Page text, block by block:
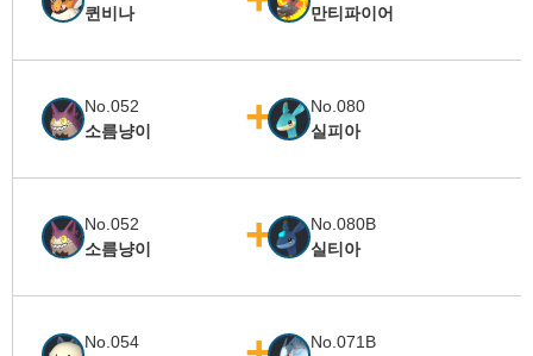
퀸비나
만티파이어
No.052
소름냥이
No.080
실피아
No.052
소름냥이
No.080B
실티아
No.054
No.071B